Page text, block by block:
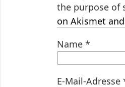
the purpose of
on Akismet and
Name *
E-Mail-Adresse